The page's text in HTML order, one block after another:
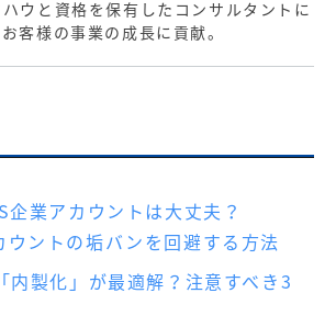
企業アカウントは大丈夫？
ントの垢バンを回避する方法
内製化」が最適解？注意すべき3
ウと資格を保有したコンサルタントに
客様の事業の成長に貢献。